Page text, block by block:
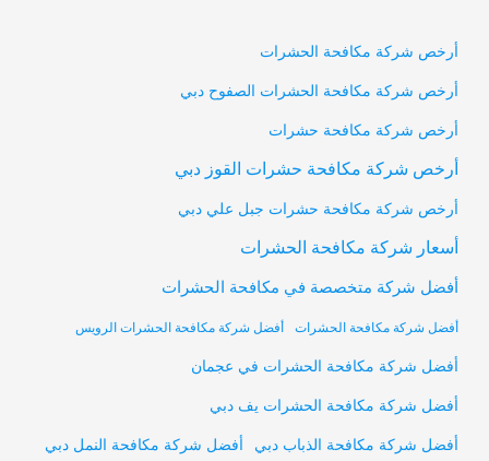
أرخص شركة مكافحة الحشرات
أرخص شركة مكافحة الحشرات الصفوح دبي
أرخص شركة مكافحة حشرات
أرخص شركة مكافحة حشرات القوز دبي
أرخص شركة مكافحة حشرات جبل علي دبي
أسعار شركة مكافحة الحشرات
أفضل شركة متخصصة في مكافحة الحشرات
أفضل شركة مكافحة الحشرات أفضل شركة مكافحة الحشرات الرويس
أفضل شركة مكافحة الحشرات في عجمان
أفضل شركة مكافحة الحشرات يف دبي
أفضل شركة مكافحة الذباب دبي أفضل شركة مكافحة النمل دبي